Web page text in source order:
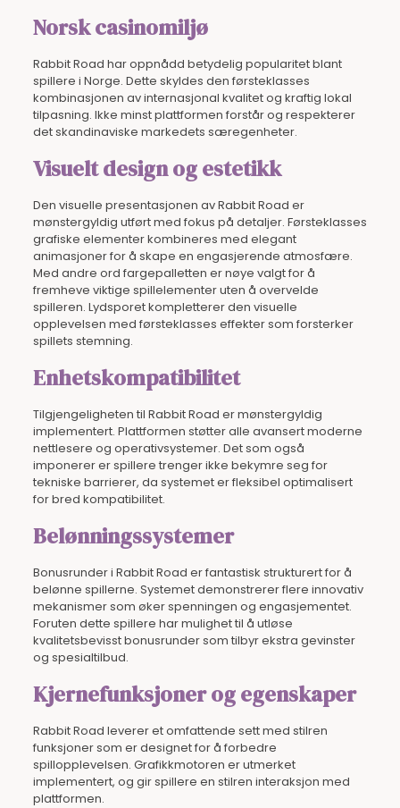
Norsk casinomiljø
Rabbit Road har oppnådd betydelig popularitet blant
spillere i Norge. Dette skyldes den førsteklasses
kombinasjonen av internasjonal kvalitet og kraftig lokal
tilpasning. Ikke minst plattformen forstår og respekterer
det skandinaviske markedets særegenheter.
Visuelt design og estetikk
Den visuelle presentasjonen av Rabbit Road er
mønstergyldig utført med fokus på detaljer. Førsteklasses
grafiske elementer kombineres med elegant
animasjoner for å skape en engasjerende atmosfære.
Med andre ord fargepalletten er nøye valgt for å
fremheve viktige spillelementer uten å overvelde
spilleren. Lydsporet kompletterer den visuelle
opplevelsen med førsteklasses effekter som forsterker
spillets stemning.
Enhetskompatibilitet
Tilgjengeligheten til Rabbit Road er mønstergyldig
implementert. Plattformen støtter alle avansert moderne
nettlesere og operativsystemer. Det som også
imponerer er spillere trenger ikke bekymre seg for
tekniske barrierer, da systemet er fleksibel optimalisert
for bred kompatibilitet.
Belønningssystemer
Bonusrunder i Rabbit Road er fantastisk strukturert for å
belønne spillerne. Systemet demonstrerer flere innovativ
mekanismer som øker spenningen og engasjementet.
Foruten dette spillere har mulighet til å utløse
kvalitetsbevisst bonusrunder som tilbyr ekstra gevinster
og spesialtilbud.
Kjernefunksjoner og egenskaper
Rabbit Road leverer et omfattende sett med stilren
funksjoner som er designet for å forbedre
spillopplevelsen. Grafikkmotoren er utmerket
implementert, og gir spillere en stilren interaksjon med
plattformen.